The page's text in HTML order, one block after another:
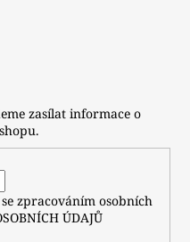
zasílat informace o
zpracováním osobních
ÚDAJŮ